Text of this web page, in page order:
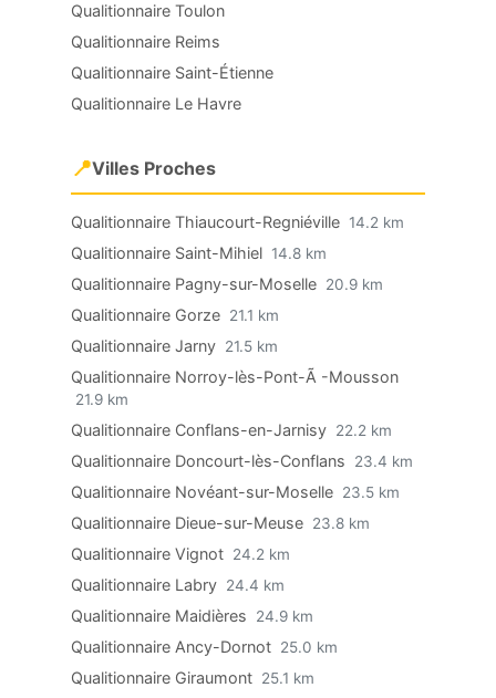
Qualitionnaire Toulon
Qualitionnaire Reims
Qualitionnaire Saint-Étienne
Qualitionnaire Le Havre
📍Villes Proches
Qualitionnaire Thiaucourt-Regniéville 14.2 km
Qualitionnaire Saint-Mihiel 14.8 km
Qualitionnaire Pagny-sur-Moselle 20.9 km
Qualitionnaire Gorze 21.1 km
Qualitionnaire Jarny 21.5 km
Qualitionnaire Norroy-lès-Pont-Ã -Mousson
21.9 km
Qualitionnaire Conflans-en-Jarnisy 22.2 km
Qualitionnaire Doncourt-lès-Conflans 23.4 km
Qualitionnaire Novéant-sur-Moselle 23.5 km
Qualitionnaire Dieue-sur-Meuse 23.8 km
Qualitionnaire Vignot 24.2 km
Qualitionnaire Labry 24.4 km
Qualitionnaire Maidières 24.9 km
Qualitionnaire Ancy-Dornot 25.0 km
Qualitionnaire Giraumont 25.1 km